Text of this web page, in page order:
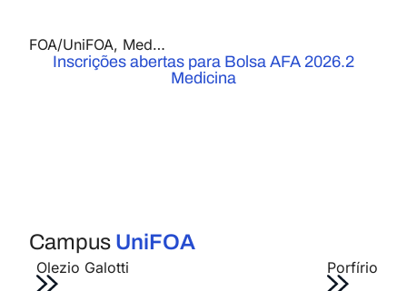
FOA/UniFOA, Medicina
Inscrições abertas para Bolsa AFA 2026.2
Medicina
Campus UniFOA
Olezio Galotti
Porfírio